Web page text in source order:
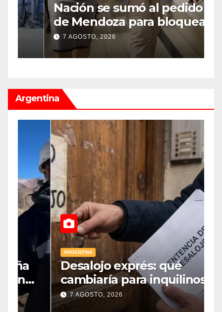
Nación se sumó al pedido
de Mendoza para bloquear
los celulares en las cárceles
de la provincia
7 AGOSTO, 2026
Argentina
ARGENTINA
Desalojo exprés: qué
cambiaría para inquilinos y
dueños con el proyecto que
tuvo media sanción en la
7 AGOSTO, 2026